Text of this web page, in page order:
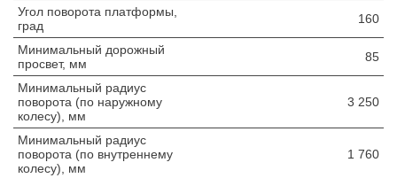
Угол поворота платформы,
град
160
Минимальный дорожный
просвет, мм
85
Минимальный радиус
поворота (по наружному
колесу), мм
3 250
Минимальный радиус
поворота (по внутреннему
колесу), мм
1 760